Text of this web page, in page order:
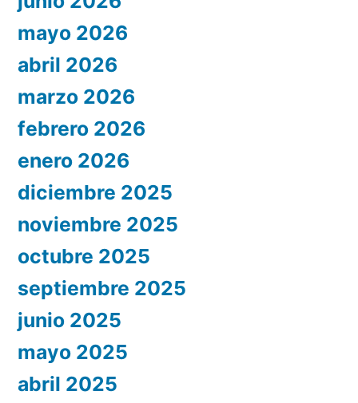
mayo 2026
abril 2026
marzo 2026
febrero 2026
enero 2026
diciembre 2025
noviembre 2025
octubre 2025
septiembre 2025
junio 2025
mayo 2025
abril 2025